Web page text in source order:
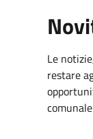
Le
restare